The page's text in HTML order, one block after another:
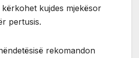
kujdes mjekësor
pertusis.
rekomandon